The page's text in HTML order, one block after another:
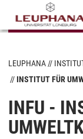
LEUPHANA
INSTITUT FÜR
INFU -